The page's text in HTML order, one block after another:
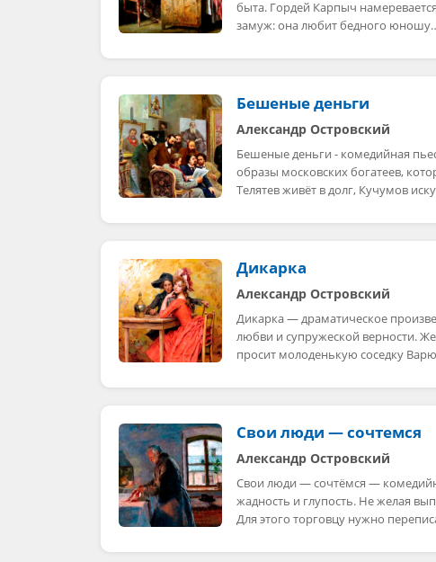
быта. Гордей Карпыч
замуж: она любит бедного
Бешеные деньги
Александр Островский
Бешеные деньги - комедийная
образы московских богатеев,
Телятев живёт в долг, Кучумов
Дикарка
Александр Островский
Дикарка — драматическое
любви и супружеской верности.
просит молоденькую соседку
Свои люди — сочтемся
Александр Островский
Свои люди — сочтёмся —
жадность и глупость. Не желая
Для этого торговцу нужно